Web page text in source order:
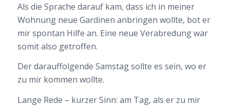
Als die Sprache darauf kam, dass ich in meiner
Wohnung neue Gardinen anbringen wollte, bot er
mir spontan Hilfe an. Eine neue Verabredung war
somit also getroffen.
Der darauffolgende Samstag sollte es sein, wo er
zu mir kommen wollte.
Lange Rede – kurzer Sinn: am Tag, als er zu mir